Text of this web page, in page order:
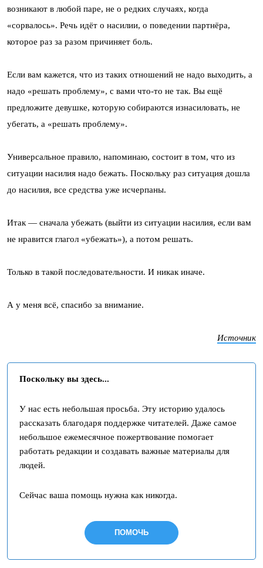
возникают в любой паре, не о редких случаях, когда
«сорвалось». Речь идёт о насилии, о поведении партнёра,
которое раз за разом причиняет боль.
Если вам кажется, что из таких отношений не надо выходить, а
надо «решать проблему», с вами что-то не так. Вы ещё
предложите девушке, которую собираются изнасиловать, не
убегать, а «решать проблему».
Универсальное правило, напоминаю, состоит в том, что из
ситуации насилия надо бежать. Поскольку раз ситуация дошла
до насилия, все средства уже исчерпаны.
Итак — сначала убежать (выйти из ситуации насилия, если вам
не нравится глагол «убежать»), а потом решать.
Только в такой последовательности. И никак иначе.
А у меня всё, спасибо за внимание.
Источник
Поскольку вы здесь...
У нас есть небольшая просьба. Эту историю удалось
рассказать благодаря поддержке читателей. Даже самое
небольшое ежемесячное пожертвование помогает
работать редакции и создавать важные материалы для
людей.
Сейчас ваша помощь нужна как никогда.
ПОМОЧЬ